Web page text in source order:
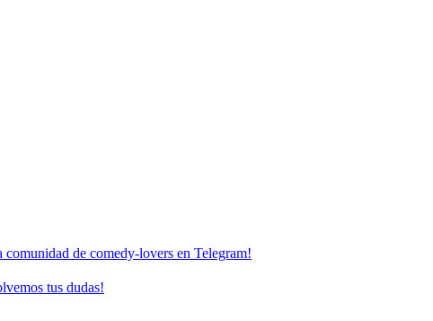
comunidad de comedy-lovers en Telegram!
tus dudas!